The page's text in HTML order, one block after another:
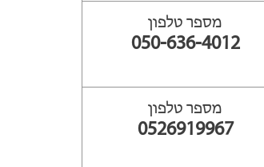
מספר טלפון
050-636-4012
מספר טלפון
0526919967